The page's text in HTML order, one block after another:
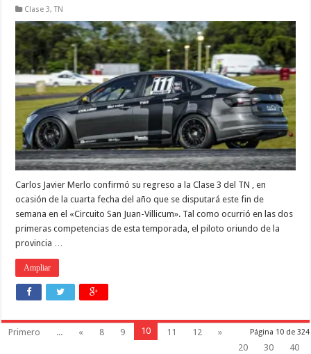
Clase 3,TN
Carlos Javier Merlo confirmó su regreso a la Clase 3 del TN , en
ocasión de la cuarta fecha del año que se disputará este fin de
semana en el «Circuito San Juan-Villicum». Tal como ocurrió en las dos
primeras competencias de esta temporada, el piloto oriundo de la
provincia …
Ampliar
Página 10 de 324
Primero ... « 8 9 10 11 12
»
20
30
40